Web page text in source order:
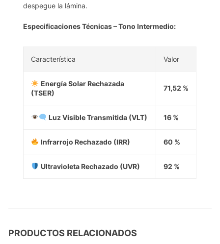
despegue la lámina.
Especificaciones Técnicas – Tono Intermedio:
Característica Valor
Energía Solar Rechazada
(TSER)
71,52 %
Luz Visible Transmitida (VLT) 16 %
Infrarrojo Rechazado (IRR) 60 %
Ultravioleta Rechazado (UVR) 92 %
PRODUCTOS RELACIONADOS